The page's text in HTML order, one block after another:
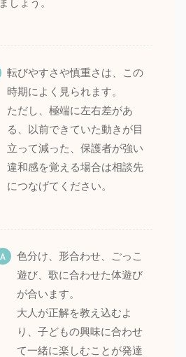
転びやすさや慎重さは、この
時期によく見られます。
ただし、極端に左右差があ
る、以前できていた動きが目
立って減った、保護者が強い
違和感を覚える場合は相談先
につなげてください。
色分け、形合わせ、ごっこ
遊び、歌に合わせた体遊び
が合います。
大人が正解を教え込むよ
り、子どもの興味に合わせ
て一緒に楽しむことが発達